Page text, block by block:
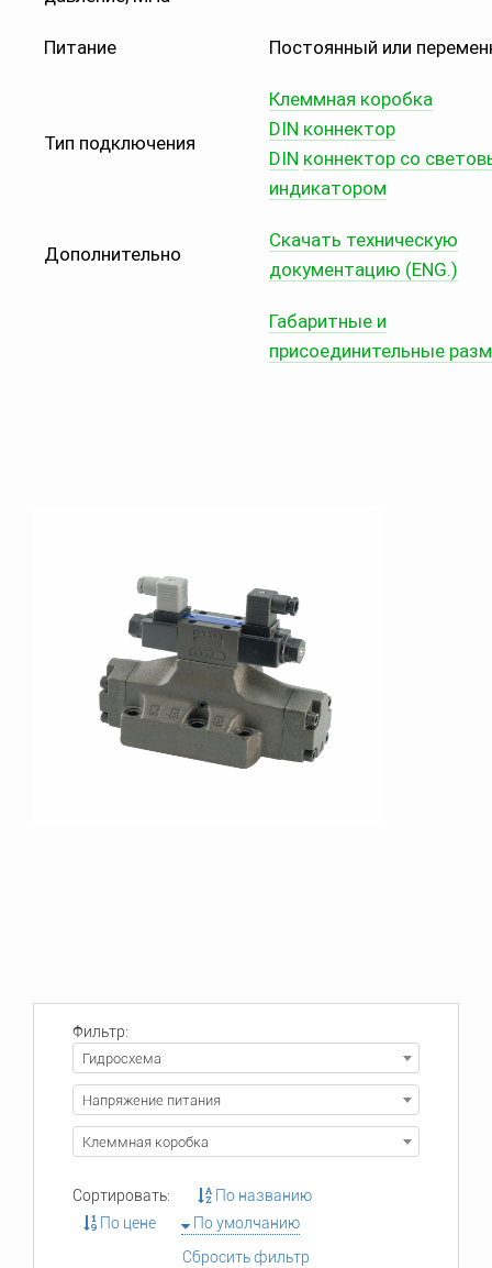
Питание Постоянный или
Тип подключения
Клеммная коробка
DIN коннектор
DIN коннектор со
индикатором
Дополнительно
Скачать техническую
документацию (ENG.)
Габаритные и
присоединительные
Фильтр:
Гидросхема
Напряжение питания
Клеммная коробка
Сортировать:
По названию
По цене
По умолчанию
Сбросить фильтр